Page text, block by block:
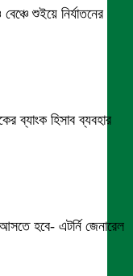
শুইয়ে নির্যাতনের
ব্যাংক হিসাব ব্যবহার
হবে- এটর্নি জেনারেল